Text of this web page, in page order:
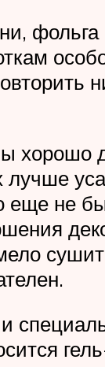
фольга
хорошо
лучше
еще не